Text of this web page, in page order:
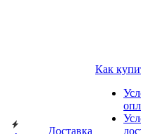
Доставка
Как